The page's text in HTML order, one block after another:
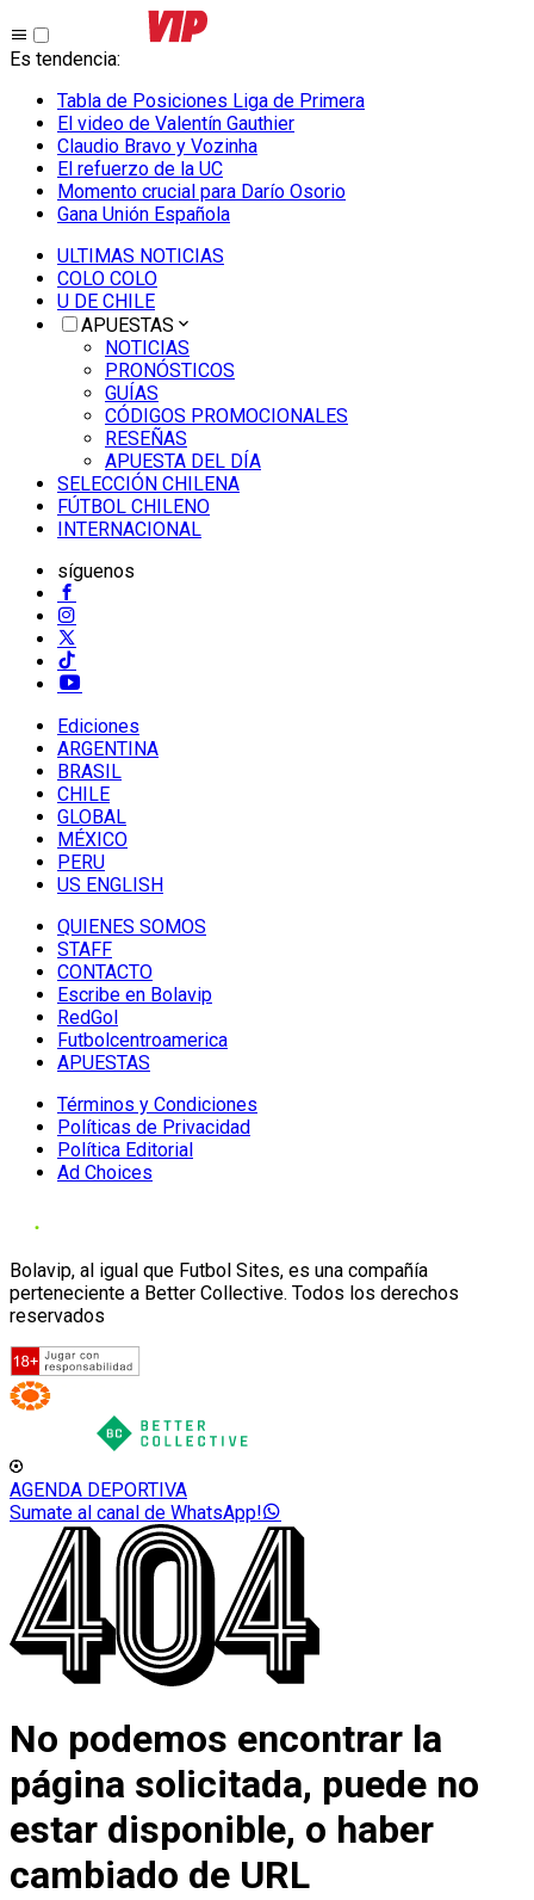
Es tendencia:
Tabla de Posiciones Liga de Primera
El video de Valentín Gauthier
Claudio Bravo y Vozinha
El refuerzo de la UC
Momento crucial para Darío Osorio
Gana Unión Española
ULTIMAS NOTICIAS
COLO COLO
U DE CHILE
APUESTAS
NOTICIAS
PRONÓSTICOS
GUÍAS
CÓDIGOS PROMOCIONALES
RESEÑAS
APUESTA DEL DÍA
SELECCIÓN CHILENA
FÚTBOL CHILENO
INTERNACIONAL
síguenos
Ediciones
ARGENTINA
BRASIL
CHILE
GLOBAL
MÉXICO
PERU
US ENGLISH
QUIENES SOMOS
STAFF
CONTACTO
Escribe en Bolavip
RedGol
Futbolcentroamerica
APUESTAS
Términos y Condiciones
Políticas de Privacidad
Política Editorial
Ad Choices
Bolavip, al igual que Futbol Sites, es una compañía
perteneciente a Better Collective. Todos los derechos
reservados
AGENDA DEPORTIVA
Sumate al canal de WhatsApp!
No podemos encontrar la
página solicitada, puede no
estar disponible, o haber
cambiado de URL